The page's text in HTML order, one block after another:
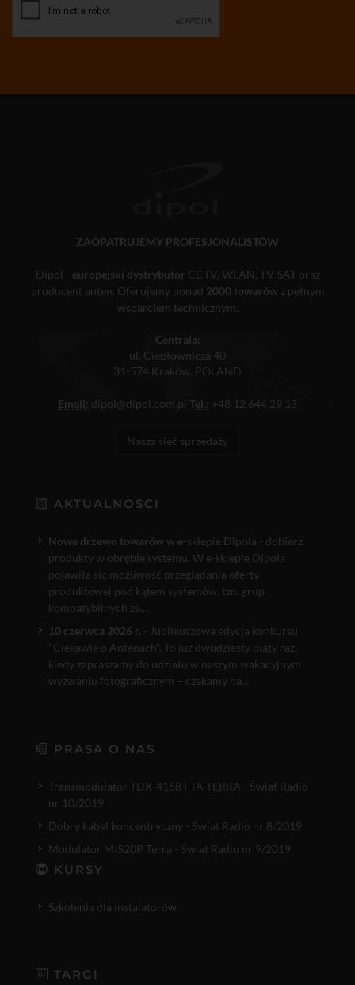
ZAOPATRUJEMY PROFESJONALISTÓW
Dipol - europejski dystrybutor CCTV, WLAN, TV-SAT oraz
producent anten. Oferujemy ponad 2000 towarówz pełnym
wsparciem technicznym.
Centrala:
ul. Ciepłownicza 40
31-574 Kraków, POLAND
Email: dipol@dipol.com.pl Tel.: +48 12 644 29 13
Nasza sieć sprzedaży
AKTUALNOŚCI
Nowe drzewo towarów w e-sklepie Dipola - dobierz
produkty w obrębie systemu. W e-sklepie Dipola
pojawiła się możliwość przeglądania oferty
produktowej pod kątem systemów, tzn. grup
kompatybilnych ze...
10 czerwca 2026 r. - Jubileuszowa edycja konkursu
"Ciekawie o Antenach". To już dwudziesty piąty raz,
kiedy zapraszamy do udziału w naszym wakacyjnym
wyzwaniu fotograficznym – czekamy na...
PRASA O NAS
Transmodulator TDX-4168 FTA TERRA - Świat Radio
nr 10/2019
Dobry kabel koncentryczny - Świat Radio nr 8/2019
Modulator MI520P Terra - Świat Radio nr 9/2019
KURSY
Szkolenia dla instalatorów
TARGI